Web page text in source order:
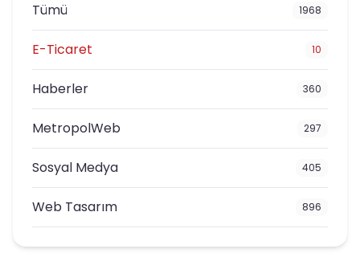
Tümü 1968
E-Ticaret 10
Haberler 360
MetropolWeb 297
Sosyal Medya 405
Web Tasarım 896